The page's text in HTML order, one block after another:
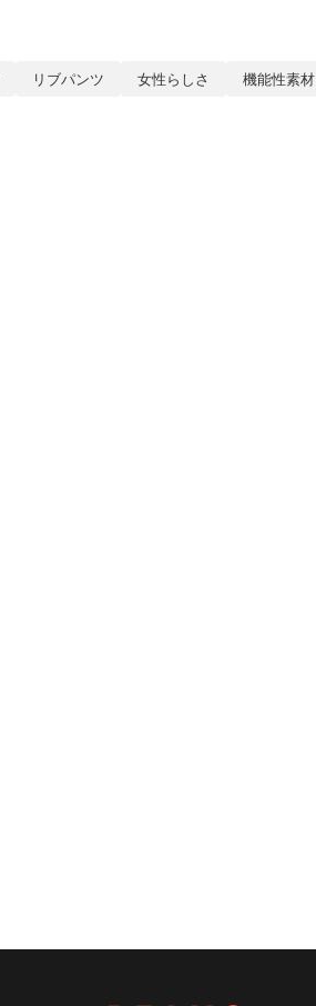
リブパンツ 女性らしさ 機能性素材